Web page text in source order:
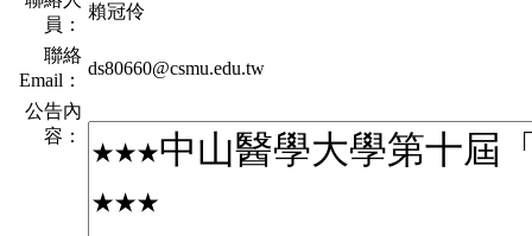
員：
賴冠伶
聯絡
Email：
ds80660@csmu.edu.tw
公告內
容：